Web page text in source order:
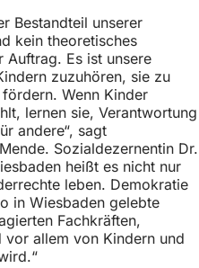
Bestandteil unserer
kein theoretisches
Auftrag. Es ist unsere
zuzuhören, sie zu
Wenn Kinder
lernen sie, Verantwortung
andere“, sagt
Sozialdezernentin Dr.
heißt es nicht nur
leben. Demokratie
in Wiesbaden gelebte
Fachkräften,
vor allem von Kindern und